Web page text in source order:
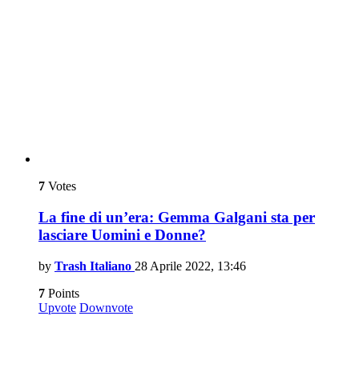
7 Votes
La fine di un’era: Gemma Galgani sta per
lasciare Uomini e Donne?
by Trash Italiano 28 Aprile 2022, 13:46
7 Points
Upvote Downvote